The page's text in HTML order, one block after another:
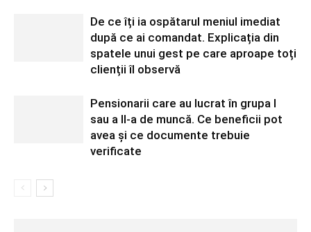
De ce îți ia ospătarul meniul imediat
după ce ai comandat. Explicația din
spatele unui gest pe care aproape toți
clienții îl observă
Pensionarii care au lucrat în grupa I
sau a II-a de muncă. Ce beneficii pot
avea și ce documente trebuie
verificate